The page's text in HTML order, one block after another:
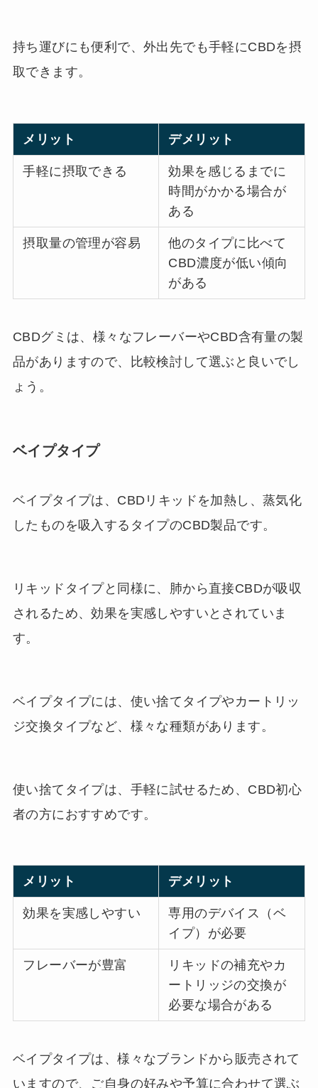
持ち運びにも便利で、外出先でも手軽にCBDを摂
取できます。
メリット デメリット
手軽に摂取できる
効果を感じるまでに
時間がかかる場合が
ある
摂取量の管理が容易
他のタイプに比べて
CBD濃度が低い傾向
がある
CBDグミは、様々なフレーバーやCBD含有量の製
品がありますので、比較検討して選ぶと良いでし
ょう。
ベイプタイプ
ベイプタイプは、CBDリキッドを加熱し、蒸気化
したものを吸入するタイプのCBD製品です。
リキッドタイプと同様に、肺から直接CBDが吸収
されるため、効果を実感しやすいとされていま
す。
ベイプタイプには、使い捨てタイプやカートリッ
ジ交換タイプなど、様々な種類があります。
使い捨てタイプは、手軽に試せるため、CBD初心
者の方におすすめです。
メリット デメリット
効果を実感しやすい
専用のデバイス（ベ
イプ）が必要
フレーバーが豊富
リキッドの補充やカ
ートリッジの交換が
必要な場合がある
ベイプタイプは、様々なブランドから販売されて
いますので、ご自身の好みや予算に合わせて選ぶ